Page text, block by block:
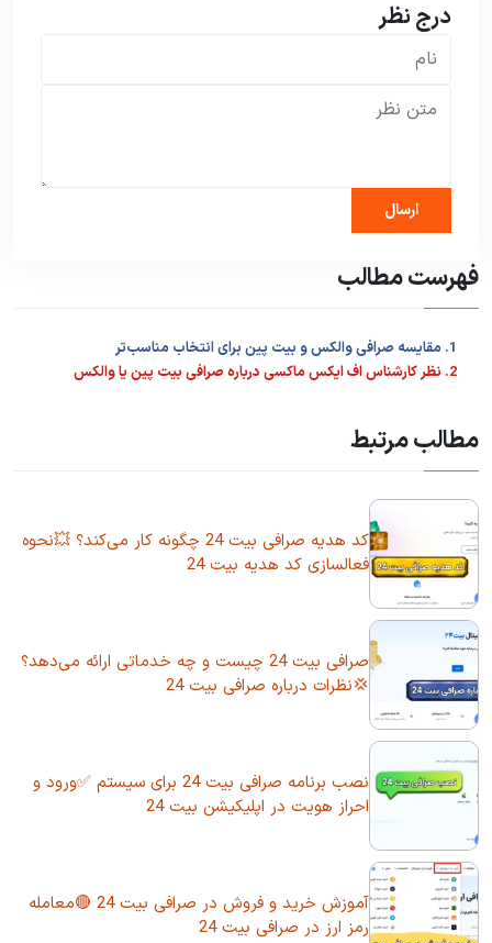
درج نظر
فهرست مطالب
1. مقایسه صرافی‌ والکس و بیت پین برای انتخاب مناسب‌تر
2. نظر کارشناس اف ایکس ماکسی درباره صرافی بیت پین یا والکس
مطالب مرتبط
کد هدیه صرافی بیت 24 چگونه کار می‌کند؟ 💥نحوه
فعالسازی کد هدیه بیت 24
صرافی بیت 24 چیست و چه خدماتی ارائه می‌دهد؟
💢نظرات درباره صرافی بیت 24
نصب برنامه صرافی بیت 24 برای سیستم ✅ورود و
احراز هویت در اپلیکیشن بیت 24
آموزش خرید و فروش در صرافی بیت 24 🔴معامله
رمز ارز در صرافی بیت 24